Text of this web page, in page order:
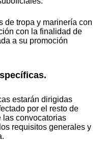
de tropa y marinería con
con la finalidad de
a su promoción
estarán dirigidas
por el resto de
las convocatorias
requisitos generales y